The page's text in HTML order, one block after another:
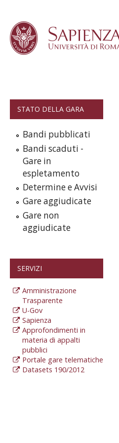
STATO DELLA GARA
Bandi pubblicati
Bandi scaduti -
Gare in
espletamento
Determine e Avvisi
Gare aggiudicate
Gare non
aggiudicate
SERVIZI
Amministrazione
Trasparente
U-Gov
Sapienza
Approfondimenti in
materia di appalti
pubblici
Portale gare telematiche
Datasets 190/2012